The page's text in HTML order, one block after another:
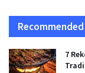
Recommended
7